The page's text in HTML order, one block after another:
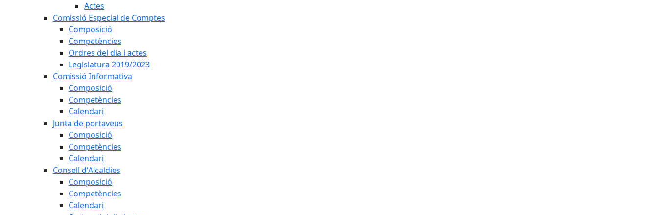
Actes
Comissió Especial de Comptes
Composició
Competències
Ordres del dia i actes
Legislatura 2019/2023
Comissió Informativa
Composició
Competències
Calendari
Junta de portaveus
Composició
Competències
Calendari
Consell d'Alcaldies
Composició
Competències
Calendari